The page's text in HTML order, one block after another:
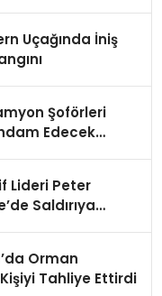
Uçağında İniş
Şoförleri
Edecek
Lideri Peter
Saldırıya
Orman
Tahliye Ettirdi